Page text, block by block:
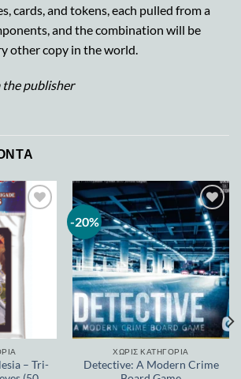
cards, and tokens, each pulled from a
and the combination will be
other copy in the world.
publisher
Add to
wishlist
– Tri-
-20%
Add to
wishlist
ΧΩΡΊΣ ΚΑΤΗΓΟΡΊΑ
Detective: A Modern Crime